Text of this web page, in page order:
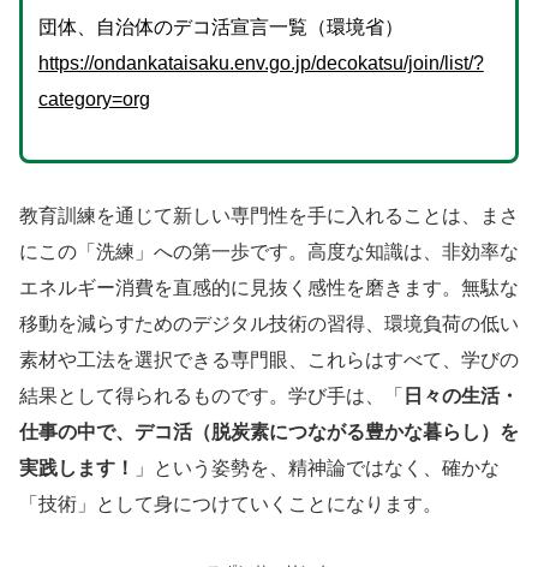
団体、自治体のデコ活宣言一覧（環境省）
https://ondankataisaku.env.go.jp/decokatsu/join/list/?
category=org
教育訓練を通じて新しい専門性を手に入れることは、まさ
にこの「洗練」への第一歩です。高度な知識は、非効率な
エネルギー消費を直感的に見抜く感性を磨きます。無駄な
移動を減らすためのデジタル技術の習得、環境負荷の低い
素材や工法を選択できる専門眼、これらはすべて、学びの
結果として得られるものです。学び手は、「 日々の生活・
仕事の中で、デコ活（脱炭素につながる豊かな暮らし）を
実践します！
」という姿勢を、精神論ではなく、確かな
「技術」として身につけていくことになります。